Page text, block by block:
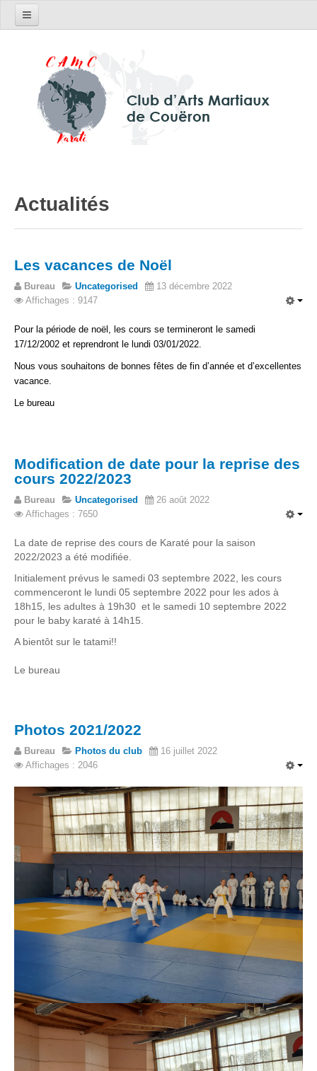
Horaires et tarifs
Actualités
Contactez-nous
Actualités
Les vacances de Noël
Bureau Uncategorised
13 décembre 2022
Affichages : 9147
Pour la période de noël, les cours se termineront le samedi
17/12/2002 et reprendront le lundi 03/01/2022.
Nous vous souhaitons de bonnes fêtes de fin d’année et d’excellentes
vacance.
Le bureau
Modification de date pour la reprise des
cours 2022/2023
Bureau Uncategorised
26 août 2022
Affichages : 7650
La date de reprise des cours de Karaté pour la saison
2022/2023 a été modifiée.
Initialement prévus le samedi 03 septembre 2022, les cours
commenceront le lundi 05 septembre 2022 pour les ados à
18h15, les adultes à 19h30 et le samedi 10 septembre 2022
pour le baby karaté à 14h15.
A bientôt sur le tatami!!
Le bureau
Photos 2021/2022
Bureau Photos du club
16 juillet 2022
Affichages : 2046